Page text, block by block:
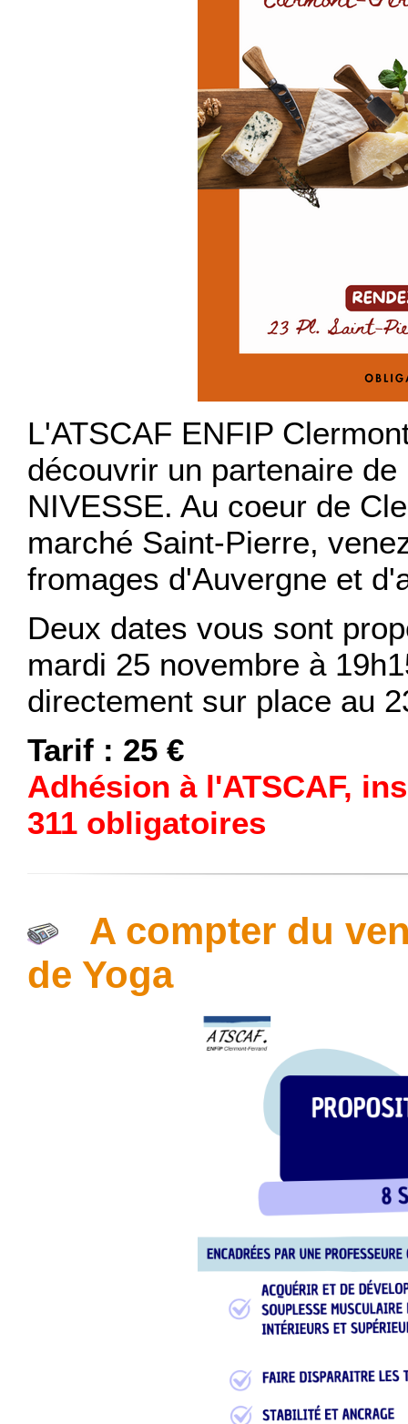
L'ATSCAF ENFIP
découvrir un partenaire
NIVESSE. Au coeur de
marché Saint-Pierre,
fromages d'Auvergne et
Deux dates vous sont
mardi 25 novembre à
directement sur place au
Tarif : 25 €
Adhésion à l'ATSCAF,
311 obligatoires
A compter du
de Yoga